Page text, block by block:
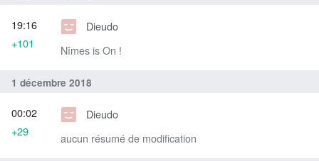
Dieudo
Nîmes is On !
19:16
+101
1 décembre 2018
Dieudo
aucun résumé de modification
00:02
+29